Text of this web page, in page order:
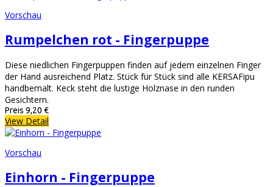
Vorschau
Rumpelchen rot - Fingerpuppe
Diese niedlichen Fingerpuppen finden auf jedem einzelnen Finger
der Hand ausreichend Platz. Stück für Stück sind alle KERSAFipu
handbemalt. Keck steht die lustige Holznase in den runden
Gesichtern.
Preis 9,20 €
View Detail
Vorschau
Einhorn - Fingerpuppe